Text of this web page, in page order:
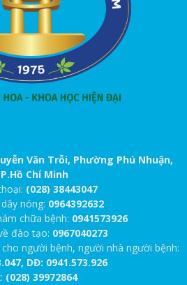
Văn Trỗi, Phường Phú Nhuận,
Chí Minh
(028) 38443047
nóng: 0964392632
chữa bệnh: 0941573926
đào tạo: 0967040273
người bệnh, người nhà người bệnh:
DĐ: 0941.573.926
(028) 39972864